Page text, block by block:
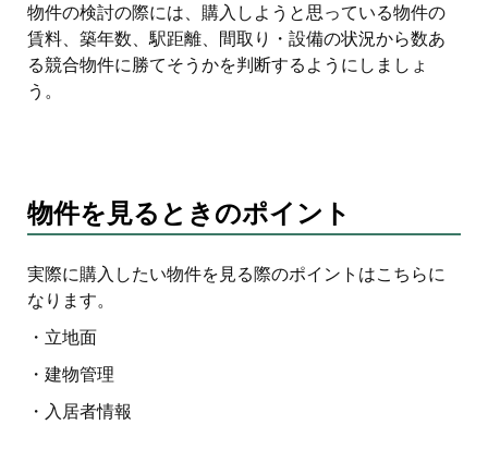
物件の検討の際には、購入しようと思っている物件の
賃料、築年数、駅距離、間取り・設備の状況から数あ
る競合物件に勝てそうかを判断するようにしましょ
う。
物件を見るときのポイント
実際に購入したい物件を見る際のポイントはこちらに
なります。
・立地面
・建物管理
・入居者情報